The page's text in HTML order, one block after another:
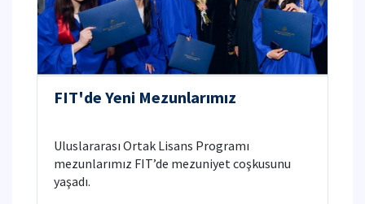
FIT'de Yeni Mezunlarımız
Uluslararası Ortak Lisans Programı
mezunlarımız FIT’de mezuniyet coşkusunu
yaşadı.